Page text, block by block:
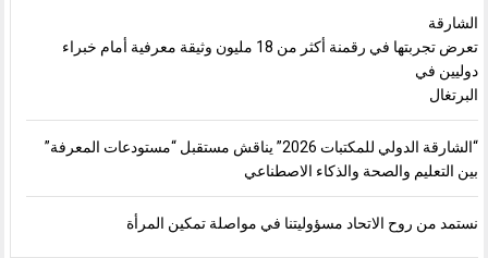
الشارقة
تعرض تجربتها في رقمنة أكثر من 18 مليون وثيقة معرفية أمام خبراء
دوليين في
البرتغال
“الشارقة الدولي للمكتبات 2026” يناقش مستقبل “مستودعات المعرفة”
بين التعليم والصحة والذكاء الاصطناعي
نستمد من روح الاتحاد مسؤوليتنا في مواصلة تمكين المرأة